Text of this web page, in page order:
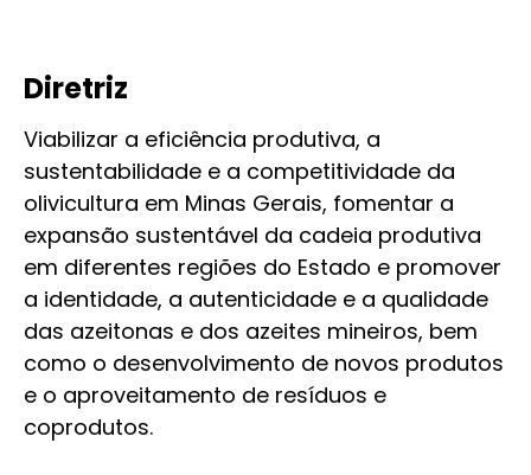
Diretriz
Viabilizar a eficiência produtiva, a
sustentabilidade e a competitividade da
olivicultura em Minas Gerais, fomentar a
expansão sustentável da cadeia produtiva
em diferentes regiões do Estado e promover
a identidade, a autenticidade e a qualidade
das azeitonas e dos azeites mineiros, bem
como o desenvolvimento de novos produtos
e o aproveitamento de resíduos e
coprodutos.